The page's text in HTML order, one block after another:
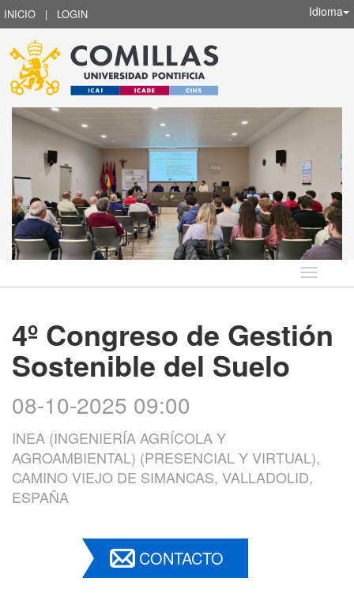
INICIO | LOGIN Idioma
Idioma
4º Congreso de Gestión
Sostenible del Suelo
08-10-2025 09:00
INEA (INGENIERÍA AGRÍCOLA Y
AGROAMBIENTAL) (PRESENCIAL Y VIRTUAL),
CAMINO VIEJO DE SIMANCAS, VALLADOLID,
ESPAÑA
CONTACTO